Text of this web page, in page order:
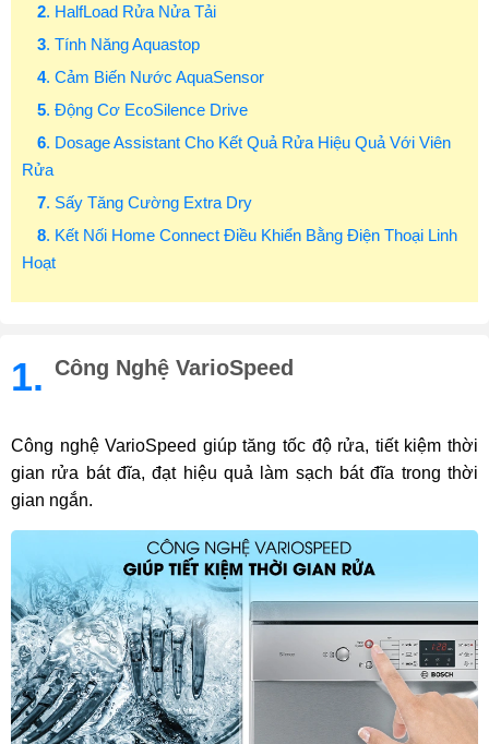
2. HalfLoad Rửa Nửa Tải
3. Tính Năng Aquastop
4. Cảm Biến Nước AquaSensor
5. Động Cơ EcoSilence Drive
6. Dosage Assistant Cho Kết Quả Rửa Hiệu Quả Với Viên
Rửa
7. Sấy Tăng Cường Extra Dry
8. Kết Nối Home Connect Điều Khiển Bằng Điện Thoại Linh
Hoạt
1. Công Nghệ VarioSpeed
Công nghệ VarioSpeed giúp tăng tốc độ rửa, tiết kiệm thời
gian rửa bát đĩa, đạt hiệu quả làm sạch bát đĩa trong thời
gian ngắn.